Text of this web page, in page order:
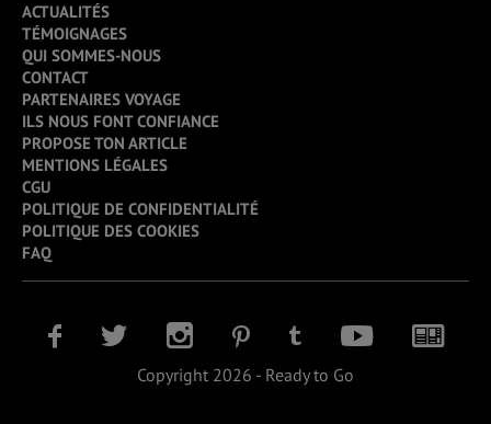
ACTUALITÉS
TÉMOIGNAGES
QUI SOMMES-NOUS
CONTACT
PARTENAIRES VOYAGE
ILS NOUS FONT CONFIANCE
PROPOSE TON ARTICLE
MENTIONS LÉGALES
CGU
POLITIQUE DE CONFIDENTIALITÉ
POLITIQUE DES COOKIES
FAQ
Copyright 2026 - Ready to Go